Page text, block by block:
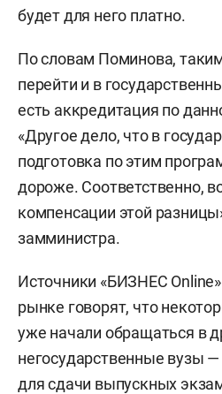
будет для него платно.
По словам Поминова,
перейти и в
есть аккредитация по
«Другое дело, что в
подготовка по этим
дороже. Соответственно,
компенсации этой
замминистра.
Источники «БИЗНЕС
рынке говорят, что
уже начали обращаться в
негосударственные вузы
для сдачи выпускных